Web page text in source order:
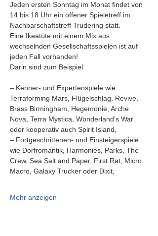
Jeden ersten Sonntag im Monat findet von
14 bis 18 Uhr ein offener Spieletreff im
Nachbarschaftstreff Trudering statt.
Eine Ikeatüte mit einem Mix aus
wechselnden Gesellschaftsspielen ist auf
jeden Fall vorhanden!
Darin sind zum Beispiel:
– Kenner- und Expertenspiele wie
Terraforming Mars, Flügelschlag, Revive,
Brass Birmingham, Hegemonie, Arche
Nova, Terra Mystica, Wonderland’s War
oder kooperativ auch Spirit Island,
– Fortgeschrittenen- und Einsteigerspiele
wie Dorfromantik, Harmonies, Parks, The
Crew, Sea Salt and Paper, First Rat, Micro
Macro, Galaxy Trucker oder Dixit,
Mehr anzeigen